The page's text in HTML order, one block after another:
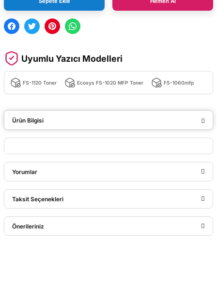
Uyumlu Yazıcı Modelleri
FS-1120 Toner Ecosys FS-1020 MFP Toner FS-1060mfp
Ürün Bilgisi
Yorumlar
Bu ürüne ilk yorumu siz yapın!
Taksit Seçenekleri
Önerileriniz